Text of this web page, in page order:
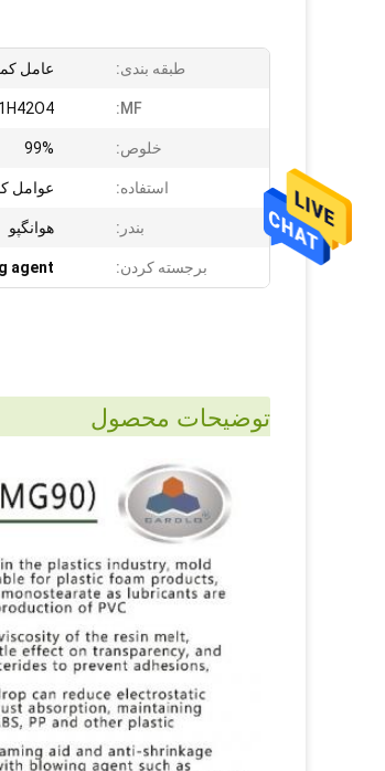
طبقه بندی: عامل
MF:
خلوص: 99%
استفاده: عوامل
بندر: هوانگپو
برجسته کردن: agent
توضیحات محصول